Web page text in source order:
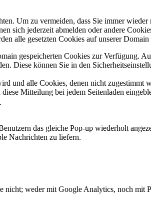
Um zu vermeiden, dass Sie immer
sich jederzeit abmelden oder andere
alle gesetzten Cookies auf unserer Domain
gespeicherten Cookies zur Verfügung.
Diese können Sie in den
und alle Cookies, denen nicht zugestimmt
Mitteilung bei jedem Seitenladen
das gleiche Pop-up wiederholt
Nachrichten zu liefern.
nicht; weder mit Google Analytics, noch mit